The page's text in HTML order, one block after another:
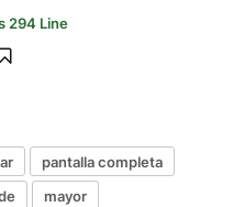
294 Line
pantalla completa
mayor